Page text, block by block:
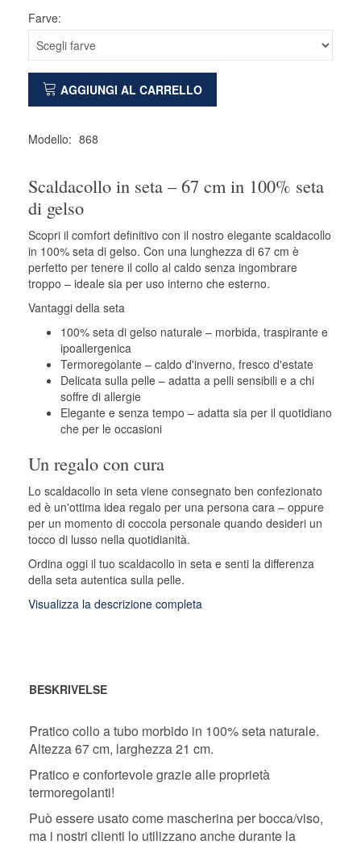
Farve:
AGGIUNGI AL CARRELLO
Modello: 868
Scaldacollo in seta – 67 cm in 100% seta
di gelso
Scopri il comfort definitivo con il nostro elegante scaldacollo
in 100% seta di gelso. Con una lunghezza di 67 cm è
perfetto per tenere il collo al caldo senza ingombrare
troppo – ideale sia per uso interno che esterno.
Vantaggi della seta
100% seta di gelso naturale – morbida, traspirante e
ipoallergenica
Termoregolante – caldo d'inverno, fresco d'estate
Delicata sulla pelle – adatta a pelli sensibili e a chi
soffre di allergie
Elegante e senza tempo – adatta sia per il quotidiano
che per le occasioni
Un regalo con cura
Lo scaldacollo in seta viene consegnato ben confezionato
ed è un'ottima idea regalo per una persona cara – oppure
per un momento di coccola personale quando desideri un
tocco di lusso nella quotidianità.
Ordina oggi il tuo scaldacollo in seta e senti la differenza
della seta autentica sulla pelle.
Visualizza la descrizione completa
BESKRIVELSE
Pratico collo a tubo morbido in 100% seta naturale.
Altezza 67 cm, larghezza 21 cm.
Pratico e confortevole grazie alle proprietà
termoregolanti!
Può essere usato come mascherina per bocca/viso,
ma i nostri clienti lo utilizzano anche durante la